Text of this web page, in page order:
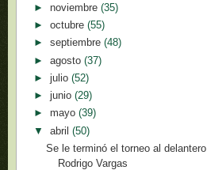
► noviembre (35)
► octubre (55)
► septiembre (48)
► agosto (37)
► julio (52)
► junio (29)
► mayo (39)
▼ abril (50)
Se le terminó el torneo al delantero
Rodrigo Vargas